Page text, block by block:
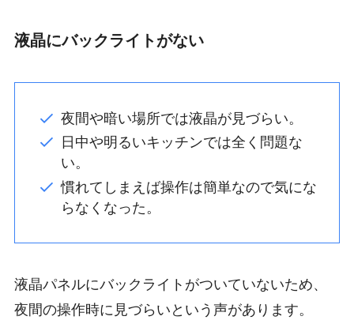
液晶にバックライトがない
夜間や暗い場所では液晶が見づらい。
日中や明るいキッチンでは全く問題な
い。
慣れてしまえば操作は簡単なので気にな
らなくなった。
液晶パネルにバックライトがついていないため、
夜間の操作時に見づらいという声があります。